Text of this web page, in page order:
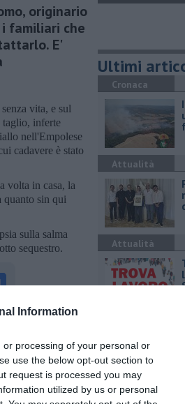
Information
processing of your personal or
use the below opt-out section to
request is processed you may
utilized by us or personal
originario
familiari che
E'
vita, e sul
taglio, inferte
nell'Empolese
cadavere è stato
volta in casa, la
quanto sin qui
sulla salma
sequestro.
Ultimi
Cronaca
Attualità
Attualità